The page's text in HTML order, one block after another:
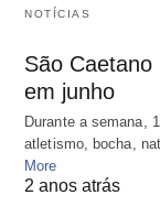
NOTÍCIAS
São
em junho
Durante a semana,
atletismo, bocha,
More
2 anos atrás